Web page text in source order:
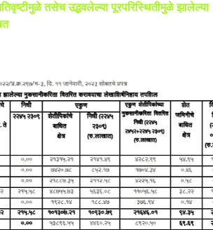
तसेच उद्भवलेल्या पूरपरिस्थितीमुळे झालेल्या